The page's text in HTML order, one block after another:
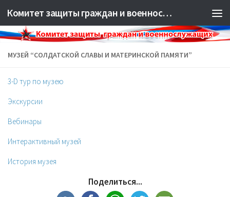
Комитет защиты граждан и военнослужащих РБ
МУЗЕЙ “СОЛДАТСКОЙ СЛАВЫ И МАТЕРИНСКОЙ ПАМЯТИ”
3-D тур по музею
Экскурсии
Вебинары
Интерактивный музей
История музея
Поделиться...